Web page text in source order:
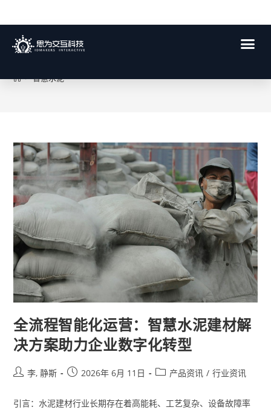
智慧水泥
> 智慧水泥
全流程智能化运营：智慧水泥建材解
决方案助力企业数字化转型
李, 静斯 2026年 6月 11日 产品资讯 / 行业资讯
引言：水泥建材行业长期存在着高能耗、工艺复杂、设备故障率